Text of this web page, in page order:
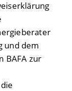
und dem
BAFA zur